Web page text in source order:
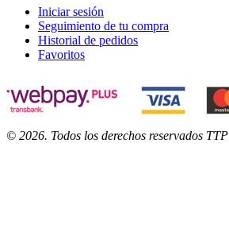
Iniciar sesión
Seguimiento de tu compra
Historial de pedidos
Favoritos
© 2026. Todos los derechos reservados TTP